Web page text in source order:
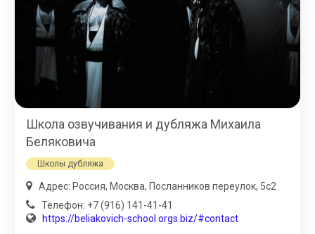
Школа озвучивания и дубляжа Михаила
Беляковича
Школы дубляжа
Адрес: Россия, Москва, Посланников переулок, 5с2
Телефон: +7 (916) 141-41-41
https://beliakovich-school.orgs.biz/#contact